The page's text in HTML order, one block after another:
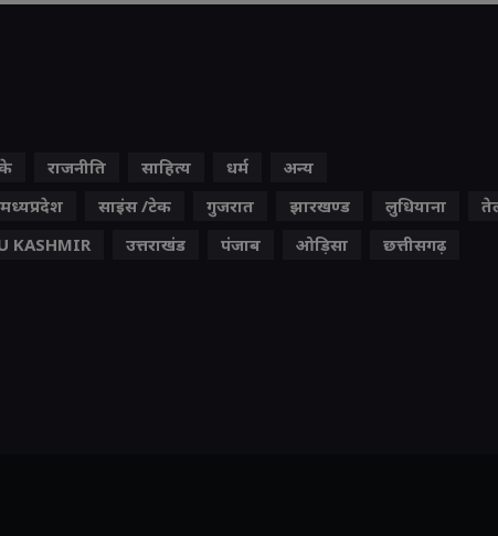
राजनीति साहित्य धर्म
अन्य
मध्यप्रदेश साइंस /टेक गुजरात झारखण्ड लुधियाना
KASHMIR उत्तराखंड पंजाब ओड़िसा छत्तीसगढ़